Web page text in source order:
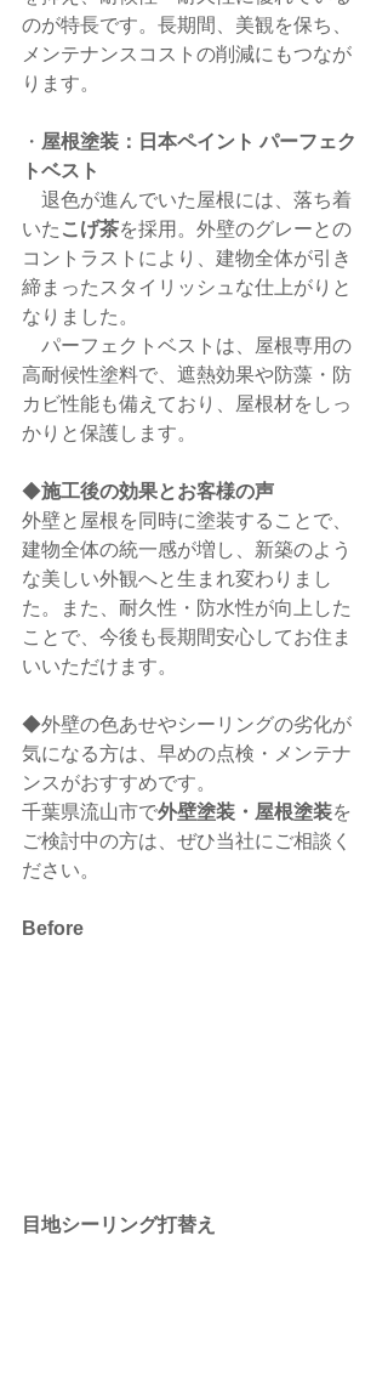
のが特長です。長期間、美観を保ち、
メンテナンスコストの削減にもつなが
ります。
・ 屋根塗装：日本ペイント パーフェク
トベスト
退色が進んでいた屋根には、落ち着
いた こげ茶を採用。外壁のグレーとの
コントラストにより、建物全体が引き
締まったスタイリッシュな仕上がりと
なりました。
パーフェクトベストは、屋根専用の
高耐候性塗料で、遮熱効果や防藻・防
カビ性能も備えており、屋根材をしっ
かりと保護します。
◆施工後の効果とお客様の声
外壁と屋根を同時に塗装することで、
建物全体の統一感が増し、新築のよう
な美しい外観へと生まれ変わりまし
た。また、耐久性・防水性が向上した
ことで、今後も長期間安心してお住ま
いいただけます。
◆外壁の色あせやシーリングの劣化が
気になる方は、早めの点検・メンテナ
ンスがおすすめです。
千葉県流山市で外壁塗装・屋根塗装を
ご検討中の方は、ぜひ当社にご相談く
ださい。
Before
目地シーリング打替え